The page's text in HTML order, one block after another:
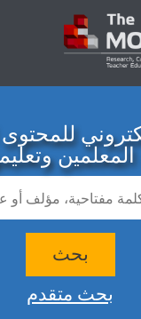
للمحتوى
بحث
بحث متقدم